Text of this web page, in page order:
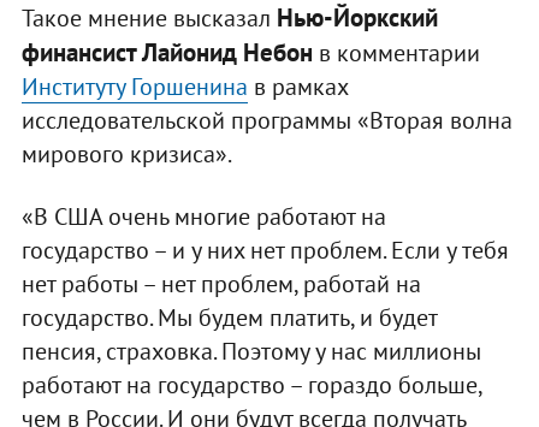
Такое мнение высказал Нью-Йоркский
финансист Лайонид Небон в комментарии
Институту Горшенина в рамках
исследовательской программы «Вторая волна
мирового кризиса».
«В США очень многие работают на
государство – и у них нет проблем. Если у тебя
нет работы – нет проблем, работай на
государство. Мы будем платить, и будет
пенсия, страховка. Поэтому у нас миллионы
работают на государство – гораздо больше,
чем в России. И они будут всегда получать